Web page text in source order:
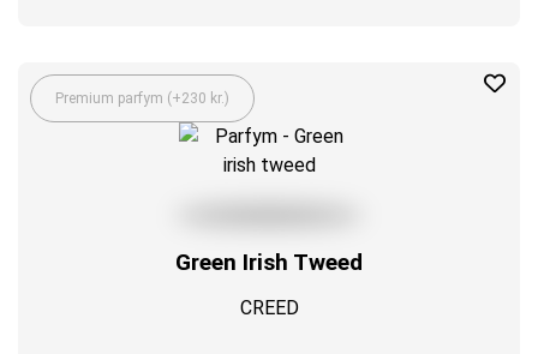
Premium parfym (+230 kr.)
Green Irish Tweed
CREED